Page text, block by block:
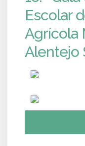
Escolar
Agrícola
Alentejo